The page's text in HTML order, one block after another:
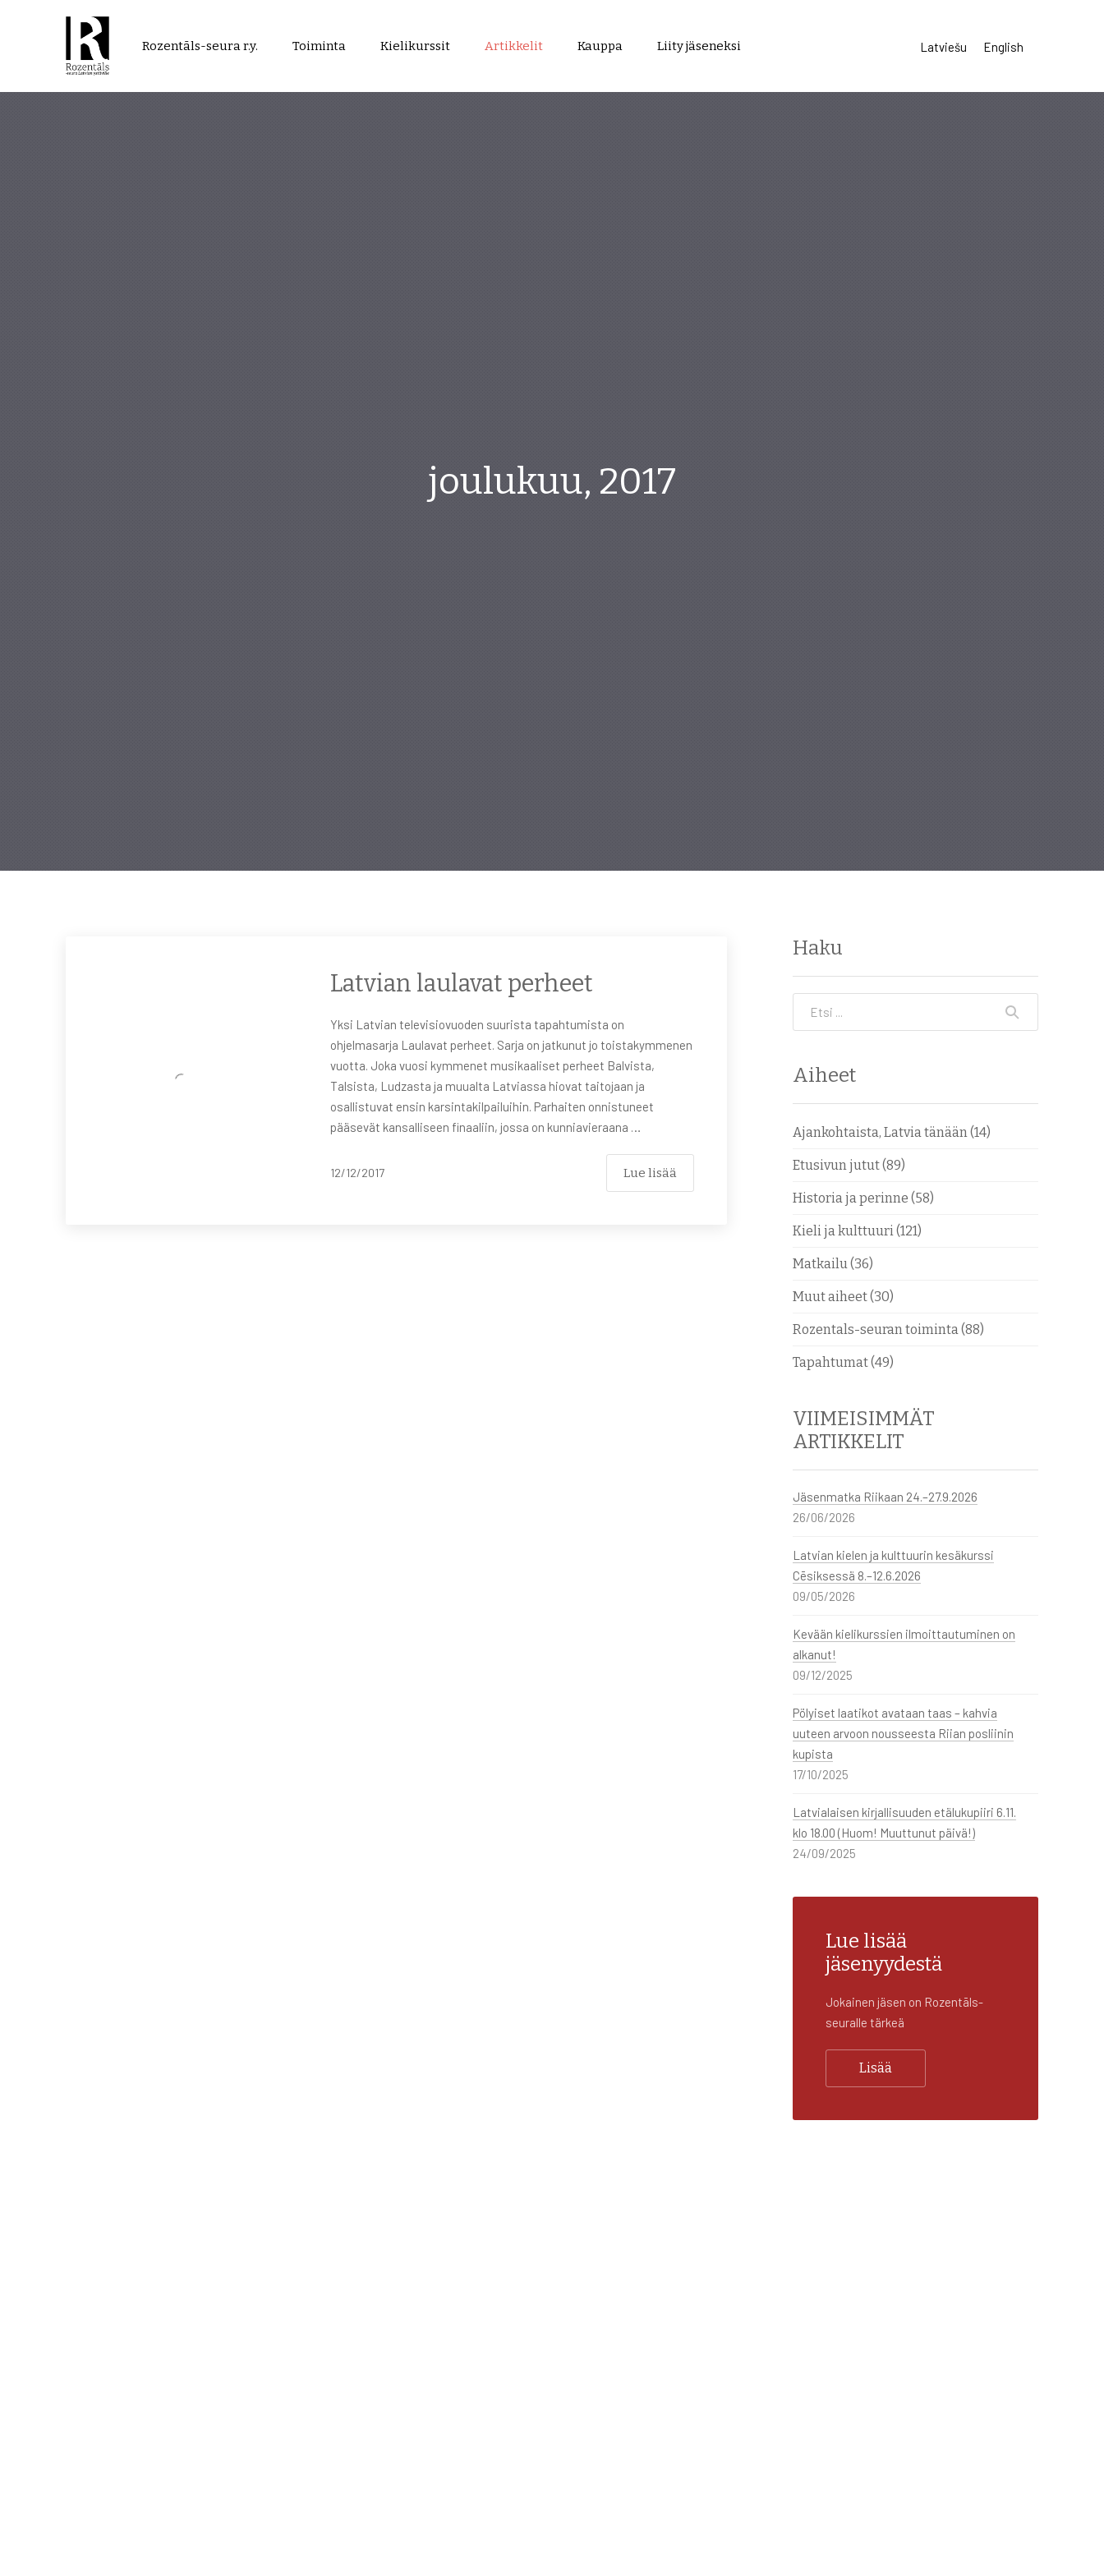
Rozentāls-
seura
Rozentāls-seura r.y. Toiminta Kielikurssit Artikkelit Kauppa Liity jäseneksi Latviešu English
joulukuu, 2017
Latvian laulavat perheet
Yksi Latvian televisiovuoden suurista tapahtumista on
ohjelmasarja Laulavat perheet. Sarja on jatkunut jo toistakymmenen
vuotta. Joka vuosi kymmenet musikaaliset perheet Balvista,
Talsista, Ludzasta ja muualta Latviassa hiovat taitojaan ja
osallistuvat ensin karsintakilpailuihin. Parhaiten onnistuneet
pääsevät kansalliseen finaaliin, jossa on kunniavieraana …
12/12/2017 Lue lisää
Haku
Etsi
Aiheet
Ajankohtaista, Latvia tänään (14)
Etusivun jutut(89)
Historia ja perinne (58)
Kieli ja kulttuuri (121)
Matkailu (36)
Muut aiheet(30)
Rozentals-seuran toiminta (88)
Tapahtumat(49)
VIIMEISIMMÄT
ARTIKKELIT
Jäsenmatka Riikaan 24.–27.9.2026
26/06/2026
Latvian kielen ja kulttuurin kesäkurssi
Cēsiksessä 8.–12.6.2026
09/05/2026
Kevään kielikurssien ilmoittautuminen on
alkanut!
09/12/2025
Pölyiset laatikot avataan taas – kahvia
uuteen arvoon nousseesta Riian posliinin
kupista
17/10/2025
Latvialaisen kirjallisuuden etälukupiiri 6.11.
klo 18.00 (Huom! Muuttunut päivä!)
24/09/2025
Lue lisää
jäsenyydestä
Jokainen jäsen on Rozentāls-
seuralle tärkeä
Lisää